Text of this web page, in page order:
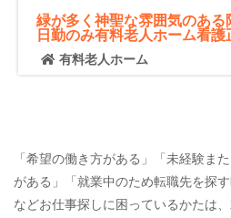
緑が多く神聖な雰囲気のあ
日勤のみ有料老人ホーム看護
有料老人ホーム
「希望の働き方がある」「未経験ま
がある」「就業中のため転職先を探
などお仕事探しに困っているかたは